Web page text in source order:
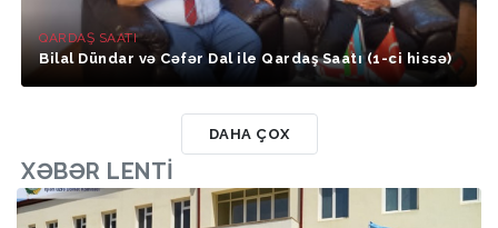
QARDAŞ SAATI
Bilal Dündar və Cəfər Dal ile Qardaş Saatı (1-ci hissə)
DAHA ÇOX
XƏBƏR LENTI